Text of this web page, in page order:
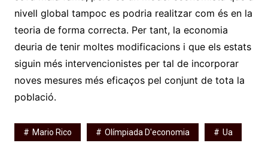
nivell global tampoc es podria realitzar com és en la
teoria de forma correcta. Per tant, la economia
deuria de tenir moltes modificacions i que els estats
siguin més intervencionistes per tal de incorporar
noves mesures més eficaços pel conjunt de tota la
població.
Mario Rico Olímpiada D'economia Ua